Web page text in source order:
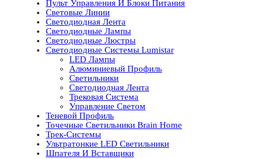
Пульт Управления И Блоки Питания
Световые Линии
Светодиодная Лента
Светодиодные Лампы
Светодиодные Люстры
Светодиодные Системы Lumistar
LED Лампы
Алюминиевый Профиль
Светильники
Светодиодная Лента
Трековая Система
Управление Светом
Теневой Профиль
Точечные Светильники Brain Home
Трек-Системы
Ультратонкие LED Светильники
Шпателя И Вставщики